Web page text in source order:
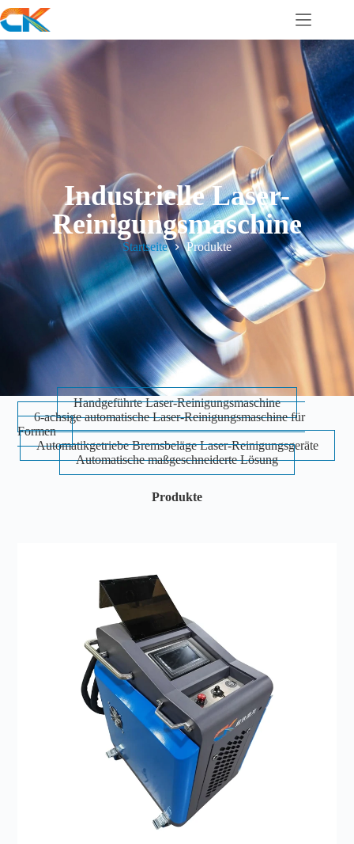
Industrielle Laser-
Reinigungsmaschine
Startseite Produkte
Handgeführte Laser-Reinigungsmaschine
6-achsige automatische Laser-Reinigungsmaschine für
Formen
Automatikgetriebe Bremsbeläge Laser-Reinigungsgeräte
Automatische maßgeschneiderte Lösung
Produkte